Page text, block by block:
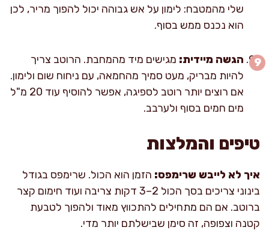
שלי מהמטבח: לימון על אש גבוהה יכול להפוך מריר, לכן
הוא נכנס ממש בסוף.
הגשה מיידית: מגישים מיד מהמחבת. הרוטב צריך
להיות מבריק, מעט סמיך מהחמאה, עם ניחוח שום ולימון.
אם רוצים יותר רוטב לספיגה, אפשר להוסיף עוד 20 מ"ל
מים חמים בסוף ולערבב.
טיפים והמלצות
איך לא לייבש שרימפס: הזמן הוא הכול. שרימפס בגודל
בינוני צריכים בסך הכול 2–3 דקות צריבה ועוד חימום קצר
ברוטב. אם הם מתחילים להתכווץ מאוד ולהפוך לטבעת
קטנה וצפופה, זה סימן שבישלתם יותר מדי.